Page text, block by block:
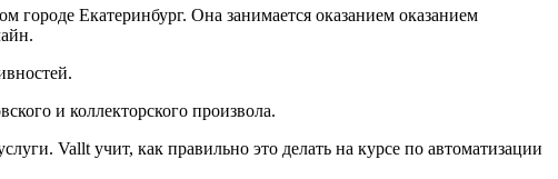
городе Екатеринбург. Она занимается оказанием оказанием
и коллекторского произвола.
Vallt учит, как правильно это делать на курсе по автоматизации